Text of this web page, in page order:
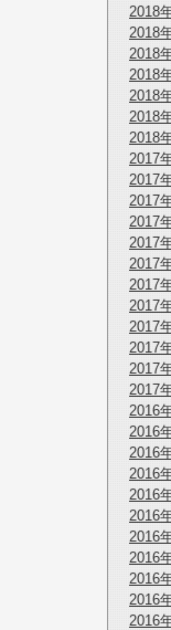
2018
2018
2018
2018
2018
2018
2018
2017
2017
2017
2017
2017
2017
2017
2017
2017
2017
2017
2017
2016
2016
2016
2016
2016
2016
2016
2016
2016
2016
2016